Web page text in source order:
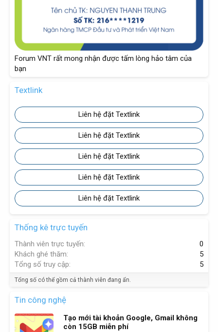
Forum VNT rất mong nhận được tấm lòng hảo tâm của
bạn
Textlink
Liên hệ đặt Textlink
Liên hệ đặt Textlink
Liên hệ đặt Textlink
Liên hệ đặt Textlink
Liên hệ đặt Textlink
Thống kê trực tuyến
Thành viên trực tuyến
0
Khách ghé thăm
5
Tổng số truy cập
5
Tổng số có thể gồm cả thành viên đang ẩn.
Tin công nghệ
Tạo mới tài khoản Google, Gmail không
còn 15GB miễn phí